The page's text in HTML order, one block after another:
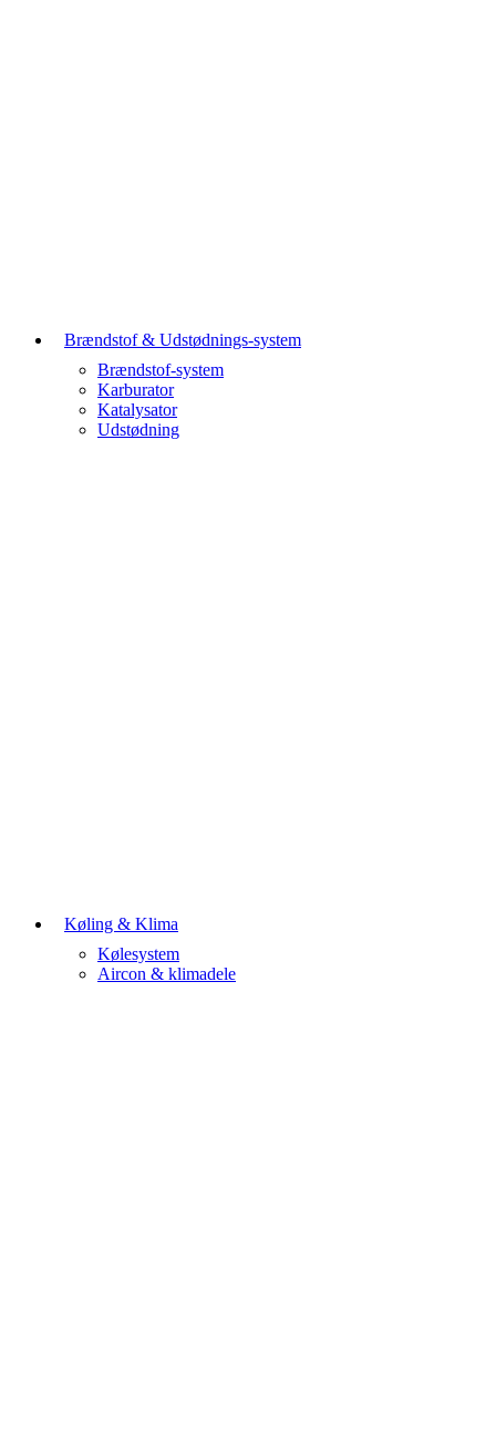
Brændstof & Udstødnings-system
Brændstof-system
Karburator
Katalysator
Udstødning
Køling & Klima
Kølesystem
Aircon & klimadele